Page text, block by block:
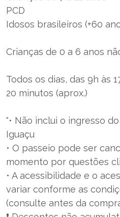
PCD
Idosos brasileiros (+60
Crianças de 0 a 6 anos
Todos os dias, das 9h às
20 minutos (aprox.)
"• Não inclui o ingresso
Iguaçu
• O passeio pode ser
momento por questões
• A acessibilidade e o
variar conforme as
(consulte antes da